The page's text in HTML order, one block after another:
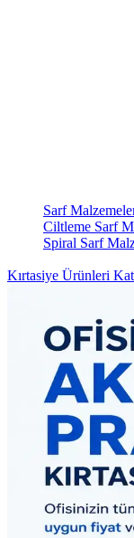
Sarf
Ciltleme Sarf
Spiral Sarf
Kırtasiye Ürünleri